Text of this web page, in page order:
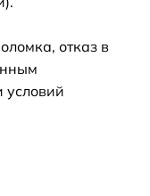
отказ в
условий